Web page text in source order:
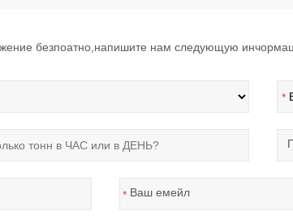
безпоатно,напишите нам следующую
*
Ваш емейл
*